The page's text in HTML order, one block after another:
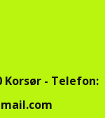
Korsør - Telefon: